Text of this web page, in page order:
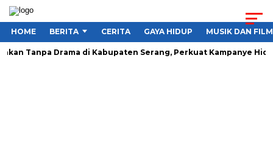
HOME BERITA CERITA GAYA HIDUP MUSIK DAN FILM
Tanpa Drama di Kabupaten Serang, Perkuat Kampanye